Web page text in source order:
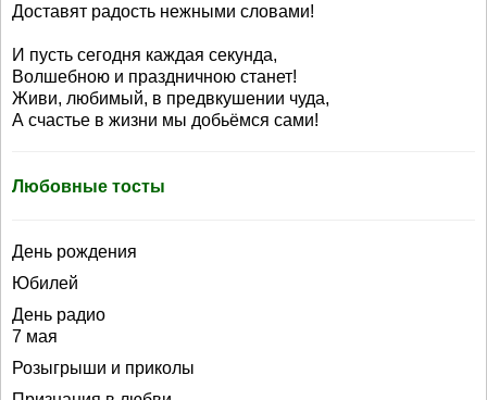
Доставят радость нежными словами!
И пусть сегодня каждая секунда,
Волшебною и праздничною станет!
Живи, любимый, в предвкушении чуда,
А счастье в жизни мы добьёмся сами!
Любовные тосты
День рождения
Юбилей
День радио
7 мая
Розыгрыши и приколы